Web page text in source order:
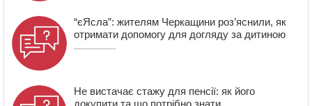
“єЯсла”: жителям Черкащини роз’яснили, як
отримати допомогу для догляду за дитиною
Не вистачає стажу для пенсії: як його
докупити та що потрібно знати